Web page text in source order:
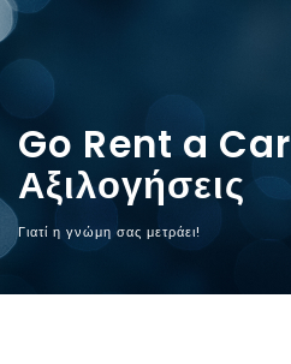
Go Rent a Car
Αξιλογήσεις
Γιατί η γνώμη σας μετράει!